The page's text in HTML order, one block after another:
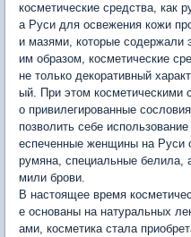
косметические средства, как
а Руси для освежения кожи
и мазями, которые содержали
им образом, косметические
не только декоративный
ый. При этом косметическими
о привилегированные
позволить себе
еспеченные женщины на Руси
румяна, специальные белила,
мили брови.
В настоящее время
е основаны на натуральных
ами, косметика стала